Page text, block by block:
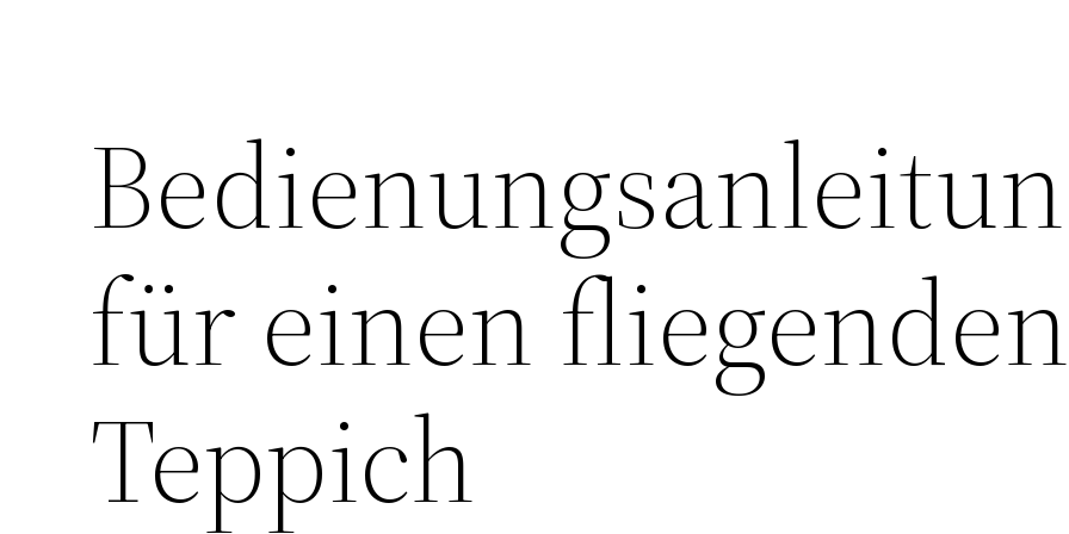
für einen
Teppich